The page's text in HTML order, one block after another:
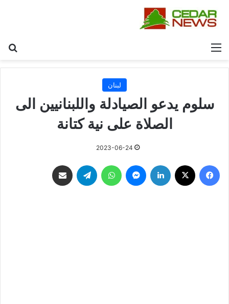
القائمة
لبنان
سلوم يدعو الصيادلة واللبنانيين الى
الصلاة على نية كتانة
2023-06-24
فيسبوك لينكدإن ماسنجر واتساب تيلقرام